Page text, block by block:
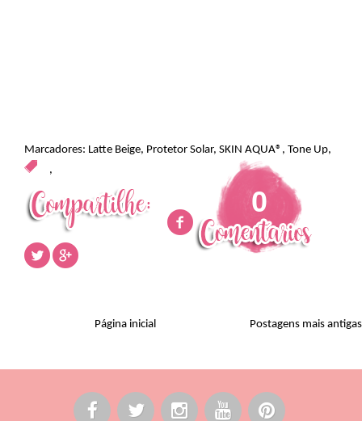
Marcadores: Latte Beige, Protetor Solar, SKIN AQUA® , Tone Up,
,
0
Postagens mais antigas
Página inicial